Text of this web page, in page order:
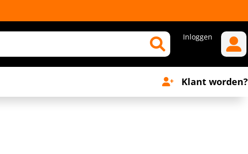
Inloggen
Klant worden?